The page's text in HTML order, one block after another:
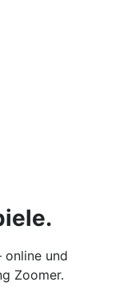
online und
Zoomer.